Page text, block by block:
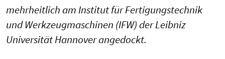
mehrheitlich am Institut für Fertigungstechnik
und Werkzeugmaschinen (IFW) der Leibniz
Universität Hannover angedockt.